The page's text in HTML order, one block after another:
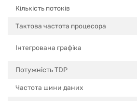
Кількість потоків
Тактова частота процесора
Інтегрована графіка
Потужність TDP
Частота шини даних